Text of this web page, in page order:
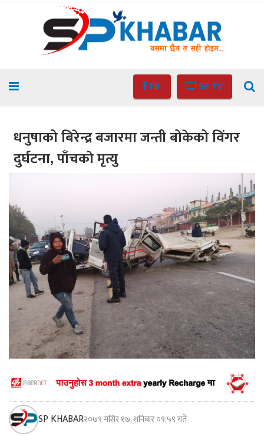
FB SP TV
धनुषाको बिरेन्द्र बजारमा जन्ती बोकेको विंगर
दुर्घटना, पाँचको मृत्यु
SP KHABAR२०७९ मंसिर १७, शनिबार ०९:५९ गते